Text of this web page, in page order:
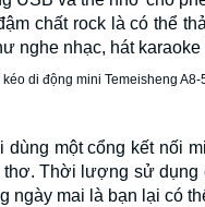
chất rock là có thể
nghe nhạc, hát
một cổng kết nối
Thời lượng sử dụng
ngày mai là bạn lại có